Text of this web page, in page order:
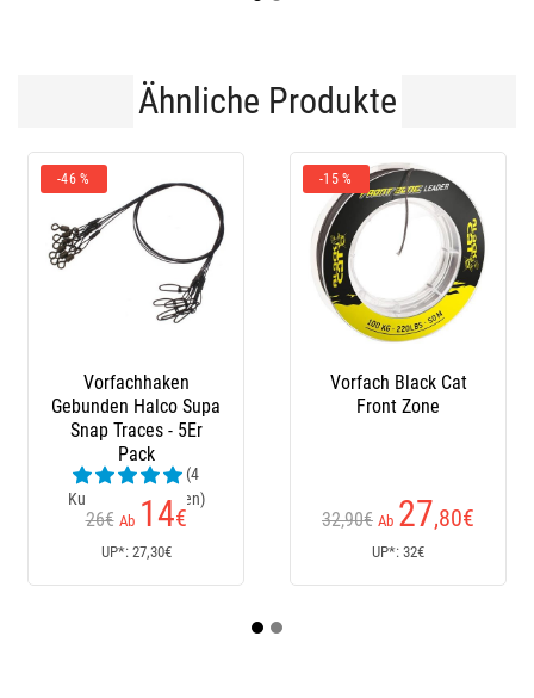
Ähnliche Produkte
Montage Mikado
Mono Catfish Set Iii
Big Bait Ready Rig
Vorfach
Adjusta Basic
Ab